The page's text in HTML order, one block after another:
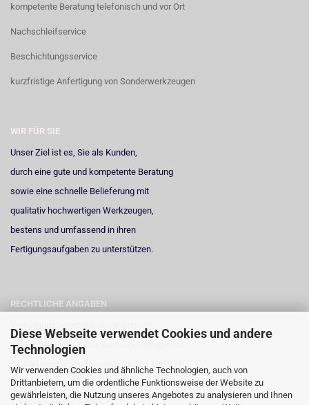
Diese Webseite verwendet Cookies und andere
Technologien
Wir verwenden Cookies und ähnliche Technologien, auch von
Drittanbietern, um die ordentliche Funktionsweise der Website zu
gewährleisten, die Nutzung unseres Angebotes zu analysieren und Ihnen
kompetente Beratung telefonisch und vor Ort
Nachschleifservice
Beschichtungsservice
kurzfristige Anfertigung von Sonderwerkzeugen
WIR FÜR SIE
Unser Ziel ist es, Sie als Kunden,
durch eine gute und kompetente Beratung
sowie eine schnelle Belieferung mit
qualitativ hochwertigen Werkzeugen,
bestens und umfassend in ihren
Fertigungsaufgaben zu unterstützen.
RECHTLICHE ANGABEN
Umsatzsteuer-Identifikationsnummer gemäß
§ 27 a Umsatzsteuergesetz: DE 258 598 551
Registergericht: Amtsgericht Neuss
Registernummer: HRA 6723